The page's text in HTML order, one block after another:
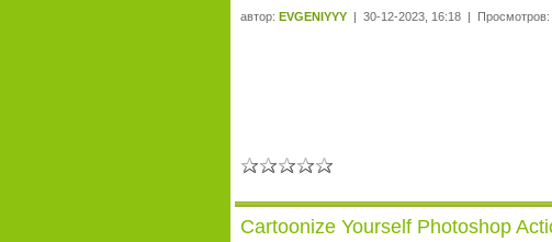
автор: EVGENIYYY | 30-12-2023, 16:18 | Просмотров:
Cartoonize Yourself Photoshop